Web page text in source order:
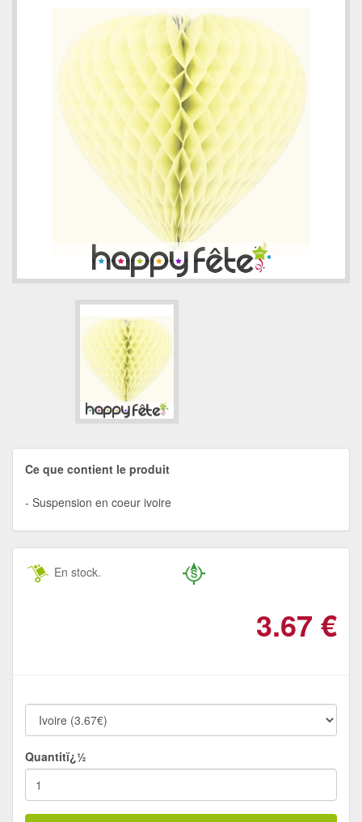
Ce que contient le produit
Suspension en coeur ivoire
En stock.
3.67 €
Quantitï¿½